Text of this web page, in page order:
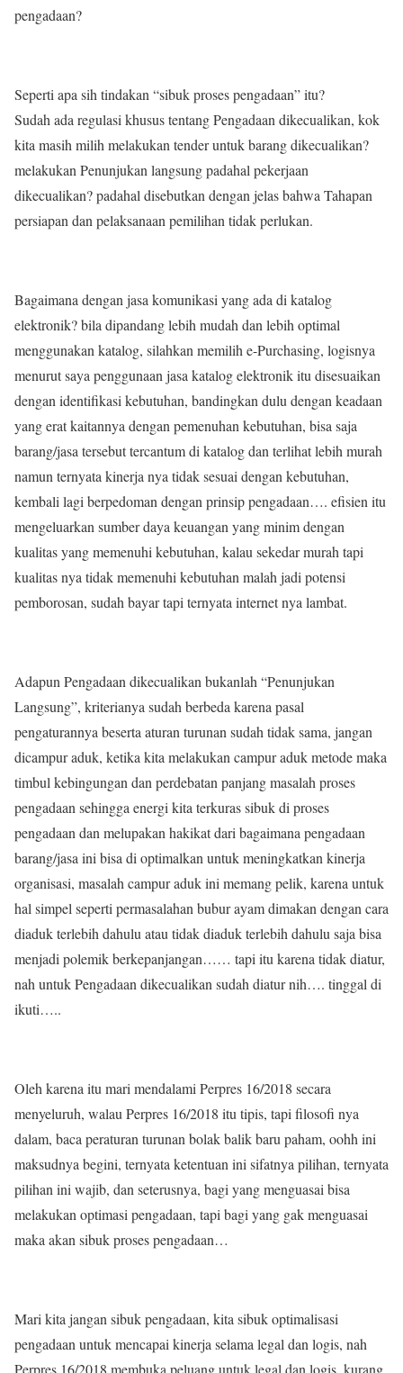
pengadaan?
Seperti apa sih tindakan “sibuk proses pengadaan” itu?
Sudah ada regulasi khusus tentang Pengadaan dikecualikan, kok
kita masih milih melakukan tender untuk barang dikecualikan?
melakukan Penunjukan langsung padahal pekerjaan
dikecualikan? padahal disebutkan dengan jelas bahwa Tahapan
persiapan dan pelaksanaan pemilihan tidak perlukan.
Bagaimana dengan jasa komunikasi yang ada di katalog
elektronik? bila dipandang lebih mudah dan lebih optimal
menggunakan katalog, silahkan memilih e-Purchasing, logisnya
menurut saya penggunaan jasa katalog elektronik itu disesuaikan
dengan identifikasi kebutuhan, bandingkan dulu dengan keadaan
yang erat kaitannya dengan pemenuhan kebutuhan, bisa saja
barang/jasa tersebut tercantum di katalog dan terlihat lebih murah
namun ternyata kinerja nya tidak sesuai dengan kebutuhan,
kembali lagi berpedoman dengan prinsip pengadaan…. efisien itu
mengeluarkan sumber daya keuangan yang minim dengan
kualitas yang memenuhi kebutuhan, kalau sekedar murah tapi
kualitas nya tidak memenuhi kebutuhan malah jadi potensi
pemborosan, sudah bayar tapi ternyata internet nya lambat.
Adapun Pengadaan dikecualikan bukanlah “Penunjukan
Langsung”, kriterianya sudah berbeda karena pasal
pengaturannya beserta aturan turunan sudah tidak sama, jangan
dicampur aduk, ketika kita melakukan campur aduk metode maka
timbul kebingungan dan perdebatan panjang masalah proses
pengadaan sehingga energi kita terkuras sibuk di proses
pengadaan dan melupakan hakikat dari bagaimana pengadaan
barang/jasa ini bisa di optimalkan untuk meningkatkan kinerja
organisasi, masalah campur aduk ini memang pelik, karena untuk
hal simpel seperti permasalahan bubur ayam dimakan dengan cara
diaduk terlebih dahulu atau tidak diaduk terlebih dahulu saja bisa
menjadi polemik berkepanjangan…… tapi itu karena tidak diatur,
nah untuk Pengadaan dikecualikan sudah diatur nih…. tinggal di
ikuti…..
Oleh karena itu mari mendalami Perpres 16/2018 secara
menyeluruh, walau Perpres 16/2018 itu tipis, tapi filosofi nya
dalam, baca peraturan turunan bolak balik baru paham, oohh ini
maksudnya begini, ternyata ketentuan ini sifatnya pilihan, ternyata
pilihan ini wajib, dan seterusnya, bagi yang menguasai bisa
melakukan optimasi pengadaan, tapi bagi yang gak menguasai
maka akan sibuk proses pengadaan…
Mari kita jangan sibuk pengadaan, kita sibuk optimalisasi
pengadaan untuk mencapai kinerja selama legal dan logis, nah
Perpres 16/2018 membuka peluang untuk legal dan logis, kurang